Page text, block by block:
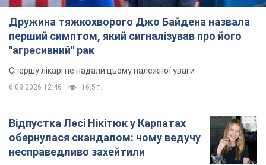
Дружина тяжкохворого Джо Байдена назвала
перший симптом, який сигналізував про його
"агресивний" рак
Спершу лікарі не надали цьому належної уваги
6.08.2026 12:46 16,5 т.
Відпустка Лесі Нікітюк у Карпатах
обернулася скандалом: чому ведучу
несправедливо захейтили